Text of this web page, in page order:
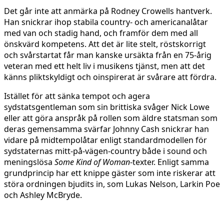
Det går inte att anmärka på Rodney Crowells hantverk.
Han snickrar ihop stabila country- och americanalåtar
med van och stadig hand, och framför dem med all
önskvärd kompetens. Att det är lite stelt, röstskorrigt
och svårstartat får man kanske ursäkta från en 75-årig
veteran med ett helt liv i musikens tjänst, men att det
känns pliktskyldigt och oinspirerat är svårare att fördra.
Istället för att sänka tempot och agera
sydstatsgentleman som sin brittiska svåger Nick Lowe
eller att göra anspråk på rollen som äldre statsman som
deras gemensamma svärfar Johnny Cash snickrar han
vidare på midtempolåtar enligt standardmodellen för
sydstaternas mitt-på-vägen-country både i sound och
meningslösa Some Kind of Woman-texter. Enligt samma
grundprincip har ett knippe gäster som inte riskerar att
störa ordningen bjudits in, som Lukas Nelson, Larkin Poe
och Ashley McBryde.